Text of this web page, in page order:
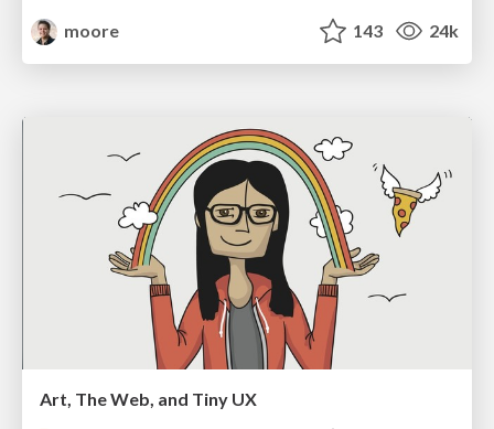
moore
143 24k
Art, The Web, and Tiny UX